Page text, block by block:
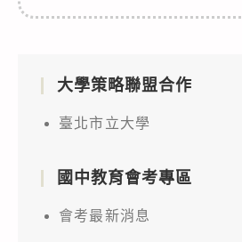
大學策略聯盟合作
臺北市立大學
國中教育會考專區
會考最新消息